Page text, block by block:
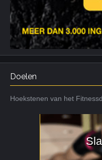
Doelen
Hoekstenen van het